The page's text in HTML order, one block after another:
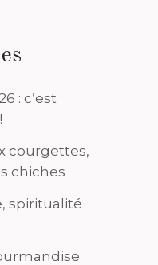
: c’est
courgettes,
chiches
spiritualité